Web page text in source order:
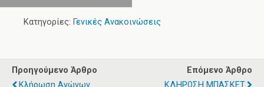
Κατηγορίες: Γενικές Ανακοινώσεις
Προηγούμενο Άρθρο
Κλήρωση Αγώνων
Επόμενο Άρθρο
ΚΛΗΡΩΣΗ ΜΠΑΣΚΕΤ